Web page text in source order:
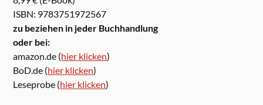
ISBN: 9783751972567
zu beziehen in jeder Buchhandlung
oder bei:
amazon.de (hier klicken)
BoD.de (hier klicken)
Leseprobe (hier klicken)